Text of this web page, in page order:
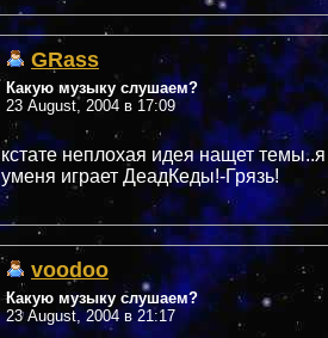
GRass
Какую музыку слушаем?
23 August, 2004 в 17:09
кстате неплохая идея нащет
уменя играет ДеадКеды!-Грязь!
voodoo
Какую музыку слушаем?
23 August, 2004 в 21:17